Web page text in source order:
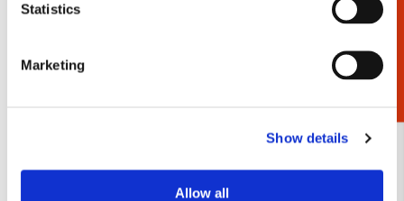
Statistics
Marketing
Show details
Allow all
aan
Cadeaukiezer